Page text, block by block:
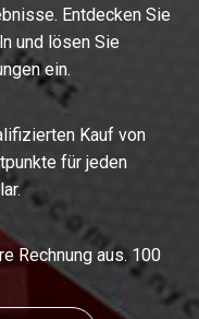
Entdecken Sie
und lösen Sie
ein.
Kauf von
für jeden
Rechnung aus. 100